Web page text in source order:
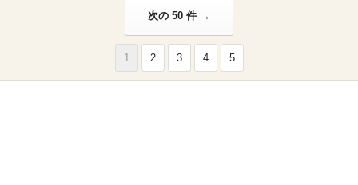
次の 50 件 →
1 2 3 4 5